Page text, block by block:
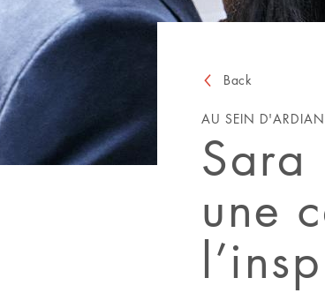
Back
AU SEIN D'ARDIAN
une